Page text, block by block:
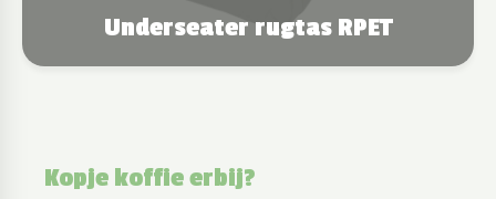
Underseater rugtas RPET
Kopje koffie erbij?